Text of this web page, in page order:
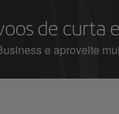
de curta
e aproveite